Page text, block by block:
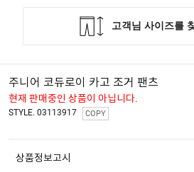
주니어 코듀로이 카고 조거 팬츠
현재 판매중인 상품이 아닙니다.
STYLE. 03113917 COPY
상품정보고시